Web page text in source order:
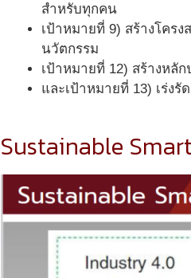
สำหรับทุกคน
เป้าหมายที่ 9) สร้างโคร
นวัตกรรม
เป้าหมายที่ 12) สร้างหลั
และเป้าหมายที่ 13) เร่ง
Sustainable